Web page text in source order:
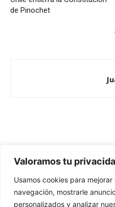
Valoramos tu
Usamos cookies para
navegación, mostrarle
personalizados y analizar
de Pinochet
Redes Cristianas
Una mirada alternativa sobre la
- Colectivos de Redes Cristianas